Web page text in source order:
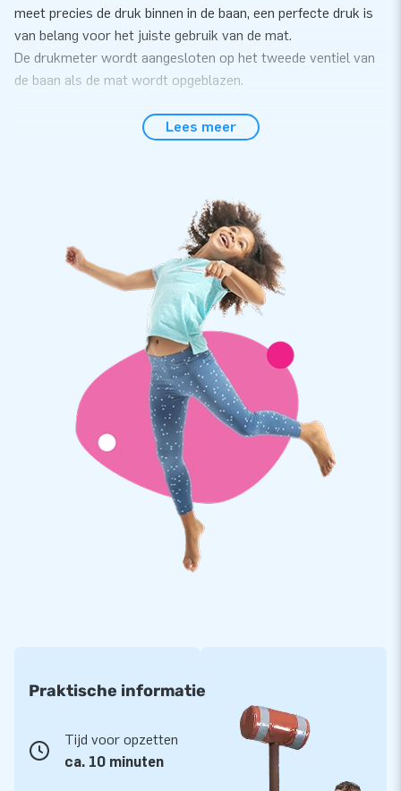
meet precies de druk binnen in de baan, een perfecte druk is
van belang voor het juiste gebruik van de mat.
De drukmeter wordt aangesloten op het tweede ventiel van
de baan als de mat wordt opgeblazen.
daardoor makkelijk te vervoeren en verplaatsen. Door de
druk in de mat aan te passen door middel van het ventiel kan
de hardheid van de mat worden bepaald.
Uitbreidbaar
De Airtrack heeft een lengte van maar liefst 10 meter en een
breedte van 2,8 meter. Is er meer ruime of lengte nodig, dan
zijn de matten koppelbaar door middel van de TrackConnect
die door middel van klittenband de matten aan elkaar koppelt.
Maatwerk
Naast de standaard Airtracks die op voorraad zijn, is het ook
mogelijk om een Airtrack te maken in uw eigen gewenste
kleuren. Inclusief opdruk. Dit kan bijvoorbeeld interessant zijn
voor sponsoren. Deze kunnen wij leveren in ca. 4 weken.
Vraag ons naar de mogelijkheden!
Lees meer
Praktische informatie
Tijd voor opzetten
ca. 10 minuten